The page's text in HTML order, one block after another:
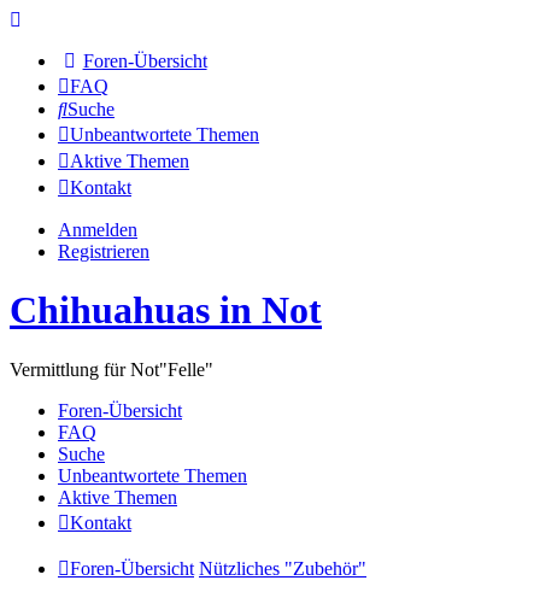
Foren-Übersicht
FAQ
Suche
Unbeantwortete Themen
Aktive Themen
Kontakt
Anmelden
Registrieren
Chihuahuas in Not
Vermittlung für Not"Felle"
Foren-Übersicht
FAQ
Suche
Unbeantwortete Themen
Aktive Themen
Kontakt
Foren-Übersicht Nützliches "Zubehör"